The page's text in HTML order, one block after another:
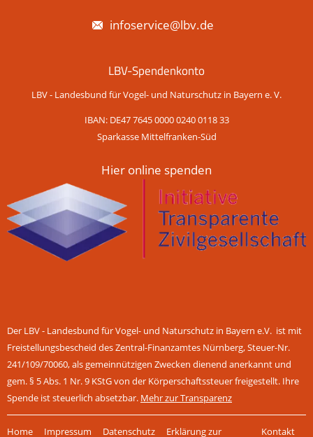
infoservice@lbv.de
LBV-Spendenkonto
LBV - Landesbund für Vogel- und Naturschutz in Bayern e. V.
IBAN: DE47 7645 0000 0240 0118 33
Sparkasse Mittelfranken-Süd
Hier online spenden
Der LBV - Landesbund für Vogel- und Naturschutz in Bayern e.V. ist mit
Freistellungsbescheid des Zentral-Finanzamtes Nürnberg, Steuer-Nr.
241/109/70060, als gemeinnützigen Zwecken dienend anerkannt und
gem. § 5 Abs. 1 Nr. 9 KStG von der Körperschaftssteuer freigestellt. Ihre
Spende ist steuerlich absetzbar. Mehr zur Transparenz
Home Impressum Datenschutz Erklärung zur Kontakt